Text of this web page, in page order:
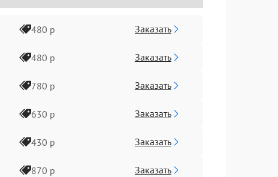
480 р Заказать
480 р Заказать
780 р Заказать
630 р Заказать
430 р Заказать
870 р Заказать